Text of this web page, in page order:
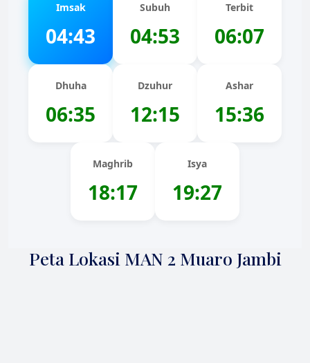
Imsak
04:43
Subuh
04:53
Terbit
06:07
Dhuha
06:35
Dzuhur
12:15
Ashar
15:36
Maghrib
18:17
Isya
19:27
Peta Lokasi MAN 2 Muaro Jambi